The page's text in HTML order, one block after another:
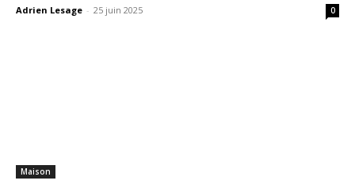
Adrien Lesage - 25 juin 2025 0
Maison